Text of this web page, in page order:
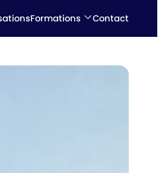
Formations Contact